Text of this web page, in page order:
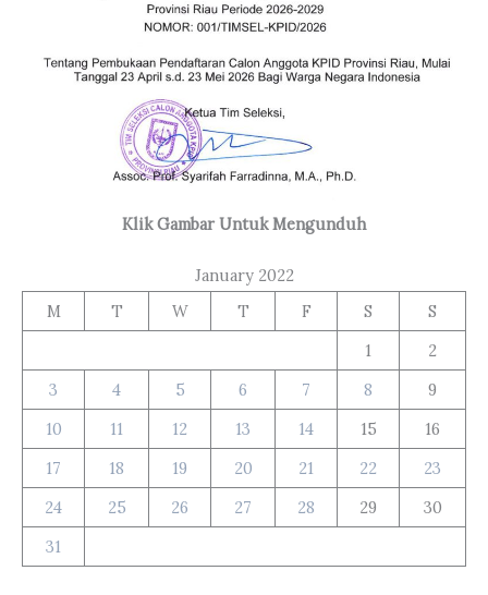
Klik Gambar Untuk Mengunduh
January 2022
M
T W T F S
S
1
2
3
4 5 6 7 8
9
10
11 12 13 14 15
16
17
18 19 20 21 22
23
24
25 26 27 28 29
30
31